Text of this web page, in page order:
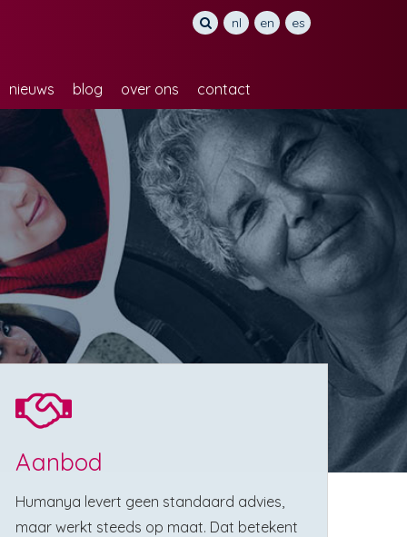
nl en es
nieuws blog over ons contact
Aanbod
Humanya levert geen standaard advies,
maar werkt steeds op maat. Dat betekent